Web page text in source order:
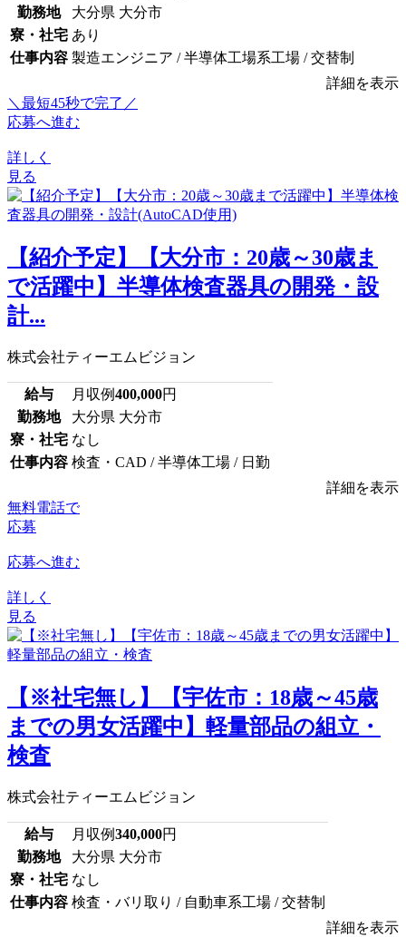
勤務地
大分県 大分市
寮・社宅 あり
仕事内容 製造エンジニア / 半導体工場系工場 / 交替制
詳細を表示
＼最短45秒で完了／
応募へ進む
詳しく
見る
【紹介予定】【大分市：20歳～30歳ま
で活躍中】半導体検査器具の開発・設
計...
株式会社ティーエムビジョン
給与 月収例400,000円
勤務地
大分県 大分市
寮・社宅 なし
仕事内容 検査・CAD / 半導体工場 / 日勤
詳細を表示
無料電話で
応募
応募へ進む
詳しく
見る
【※社宅無し】【宇佐市：18歳～45歳
までの男女活躍中】軽量部品の組立・
検査
株式会社ティーエムビジョン
給与 月収例340,000円
勤務地
大分県 大分市
寮・社宅 なし
仕事内容 検査・バリ取り / 自動車系工場 / 交替制
詳細を表示